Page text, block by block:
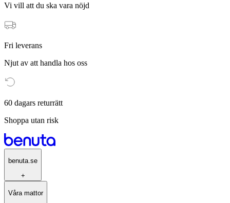
Vi vill att du ska vara nöjd
Fri leverans
Njut av att handla hos oss
60 dagars returrätt
Shoppa utan risk
benuta.se
+
Våra mattor